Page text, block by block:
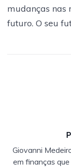
mudanças nas
futuro. O seu
Giovanni
em finanças